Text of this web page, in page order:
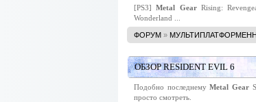
[PS3]Metal GearRising:
Wonderland ...
ФОРУМ »
ОБЗОР RESIDENT EVIL 6
Подобно последнемуMetal Gear
просто смотреть.